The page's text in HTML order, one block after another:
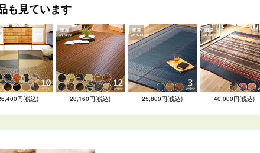
も見ています
円(税込) 28,160円(税込) 25,800円(税込) 40,000円(税込)